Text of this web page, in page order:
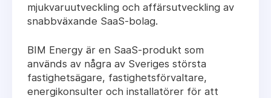
mjukvaruutveckling och affärsutveckling av
snabbväxande SaaS-bolag.
BIM Energy är en SaaS-produkt som
används av några av Sveriges största
fastighetsägare, fastighetsförvaltare,
energikonsulter och installatörer för att